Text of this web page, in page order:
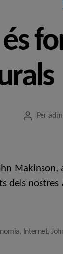
Autor
Per
dels
, Internet,